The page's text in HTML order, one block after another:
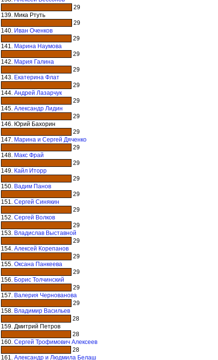
29
139. Мика Ртуть
29
140. Иван Оченков
29
141. Марина Наумова
29
142. Мария Галина
29
143. Екатерина Флат
29
144. Андрей Лазарчук
29
145. Александр Лидин
29
146. Юрий Бахорин
29
147. Марина и Сергей Дяченко
29
148. Макс Фрай
29
149. Кайл Иторр
29
150. Вадим Панов
29
151. Сергей Синякин
29
152. Сергей Волков
29
153. Владислав Выставной
29
154. Алексей Корепанов
29
155. Оксана Панкеева
29
156. Борис Толчинский
29
157. Валерия Чернованова
29
158. Владимир Васильев
28
159. Дмитрий Петров
28
160. Сергей Трофимович Алексеев
28
161. Александр и Людмила Белаш